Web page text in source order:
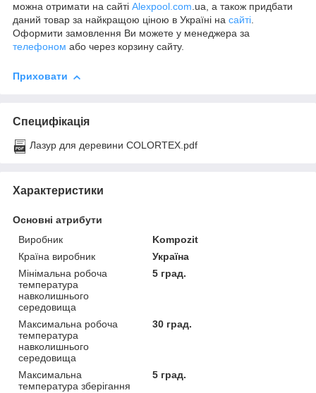
можна отримати на сайті Alexpool.com.ua, а також придбати
даний товар за найкращою ціною в Україні на сайті.
Оформити замовлення Ви можете у менеджера за
телефоном або через корзину сайту.
Приховати
Специфікація
Лазур для деревини COLORTEX.pdf
Характеристики
Основні атрибути
Виробник
Kompozit
Країна виробник
Україна
Мінімальна робоча
температура
навколишнього
середовища
5 град.
Максимальна робоча
температура
навколишнього
середовища
30 град.
Максимальна
температура зберігання
5 град.